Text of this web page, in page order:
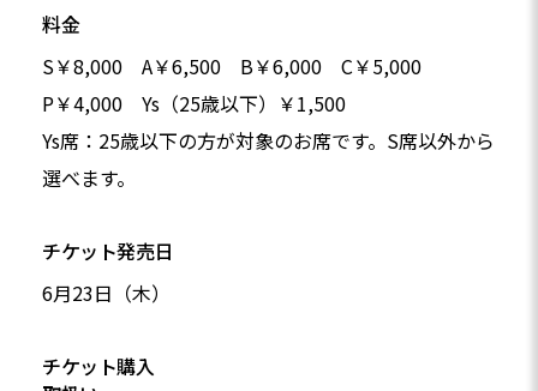
料金
S￥8,000 A￥6,500 B￥6,000 C￥5,000
P￥4,000 Ys（25歳以下）￥1,500
Ys席：25歳以下の方が対象のお席です。S席以外から
選べます。
チケット発売日
6月23日（木）
チケット購入